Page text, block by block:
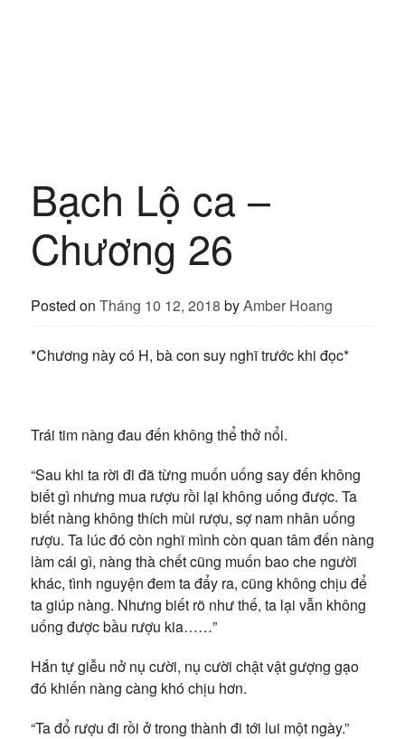
Bạch Lộ ca –
Chương 26
Posted on Tháng 10 12, 2018 byAmber Hoang
*Chương này có H, bà con suy nghĩ trước khi đọc*
Trái tim nàng đau đến không thể thở nổi.
“Sau khi ta rời đi đã từng muốn uống say đến không
biết gì nhưng mua rượu rồi lại không uống được. Ta
biết nàng không thích mùi rượu, sợ nam nhân uống
rượu. Ta lúc đó còn nghĩ mình còn quan tâm đến nàng
làm cái gì, nàng thà chết cũng muốn bao che người
khác, tình nguyện đem ta đẩy ra, cũng không chịu để
ta giúp nàng. Nhưng biết rõ như thế, ta lại vẫn không
uống được bầu rượu kia……”
Hắn tự giễu nở nụ cười, nụ cười chật vật gượng gạo
đó khiến nàng càng khó chịu hơn.
“Ta đổ rượu đi rồi ở trong thành đi tới lui một ngày.”